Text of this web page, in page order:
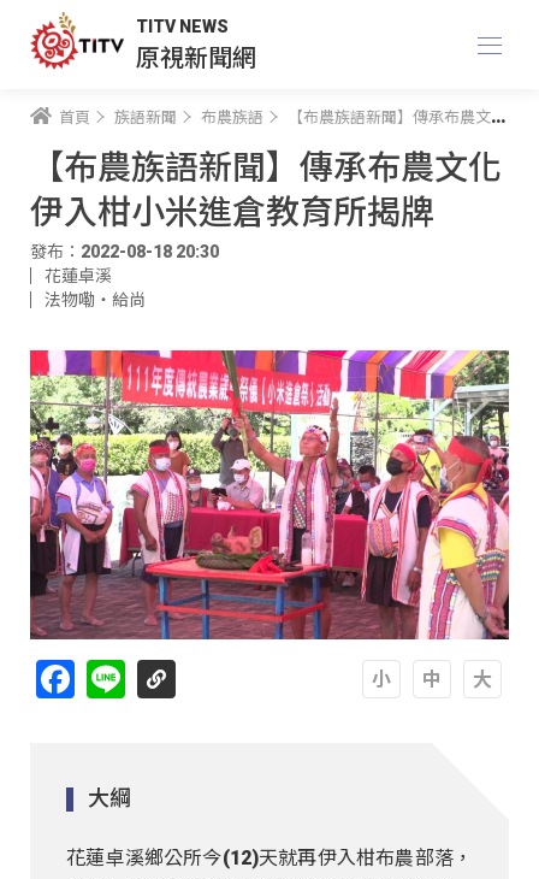
TITV NEWS
原視新聞網
首頁 族語新聞 布農族語 【布農族語新聞】傳承布農文化 伊入柑小米進倉教育所揭牌
【布農族語新聞】傳承布農文化
伊入柑小米進倉教育所揭牌
發布：2022-08-18 20:30
花蓮卓溪
法物嘞‧給尚
Facebook
Line
大綱
花蓮卓溪鄉公所今(12)天就再伊入柑布農部落，